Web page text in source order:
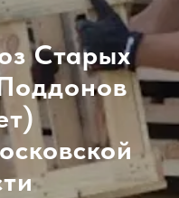
Старых